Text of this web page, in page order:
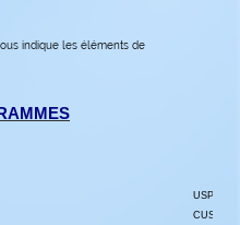
indique les éléments de
USP
CUSp